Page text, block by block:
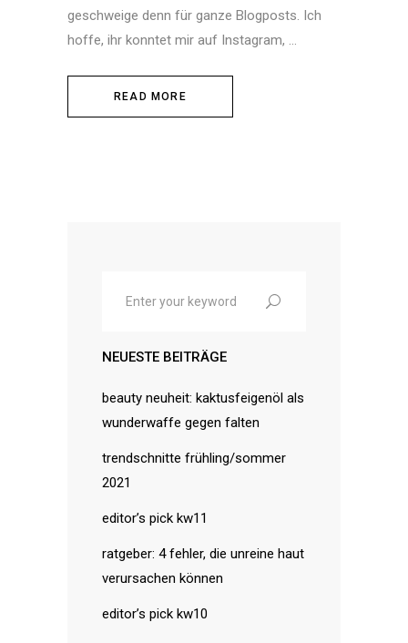
geschweige denn für ganze Blogposts. Ich
hoffe, ihr konntet mir auf Instagram,
READ MORE
NEUESTE BEITRÄGE
beauty neuheit: kaktusfeigenöl als
wunderwaffe gegen falten
trendschnitte frühling/sommer
2021
editor’s pick kw11
ratgeber: 4 fehler, die unreine haut
verursachen können
editor’s pick kw10